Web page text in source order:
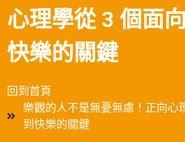
心理學從 3 個面
快樂的關鍵
回到首頁
樂觀的人不是無憂無慮！正向心
到快樂的關鍵